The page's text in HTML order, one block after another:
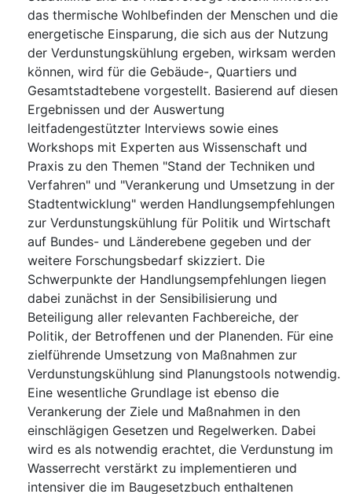
das thermische Wohlbefinden der Menschen und die
energetische Einsparung, die sich aus der Nutzung
der Verdunstungskühlung ergeben, wirksam werden
können, wird für die Gebäude-, Quartiers und
Gesamtstadtebene vorgestellt. Basierend auf diesen
Ergebnissen und der Auswertung
leitfadengestützter Interviews sowie eines
Workshops mit Experten aus Wissenschaft und
Praxis zu den Themen "Stand der Techniken und
Verfahren" und "Verankerung und Umsetzung in der
Stadtentwicklung" werden Handlungsempfehlungen
zur Verdunstungskühlung für Politik und Wirtschaft
auf Bundes- und Länderebene gegeben und der
weitere Forschungsbedarf skizziert. Die
Schwerpunkte der Handlungsempfehlungen liegen
dabei zunächst in der Sensibilisierung und
Beteiligung aller relevanten Fachbereiche, der
Politik, der Betroffenen und der Planenden. Für eine
zielführende Umsetzung von Maßnahmen zur
Verdunstungskühlung sind Planungstools notwendig.
Eine wesentliche Grundlage ist ebenso die
Verankerung der Ziele und Maßnahmen in den
einschlägigen Gesetzen und Regelwerken. Dabei
wird es als notwendig erachtet, die Verdunstung im
Wasserrecht verstärkt zu implementieren und
intensiver die im Baugesetzbuch enthaltenen